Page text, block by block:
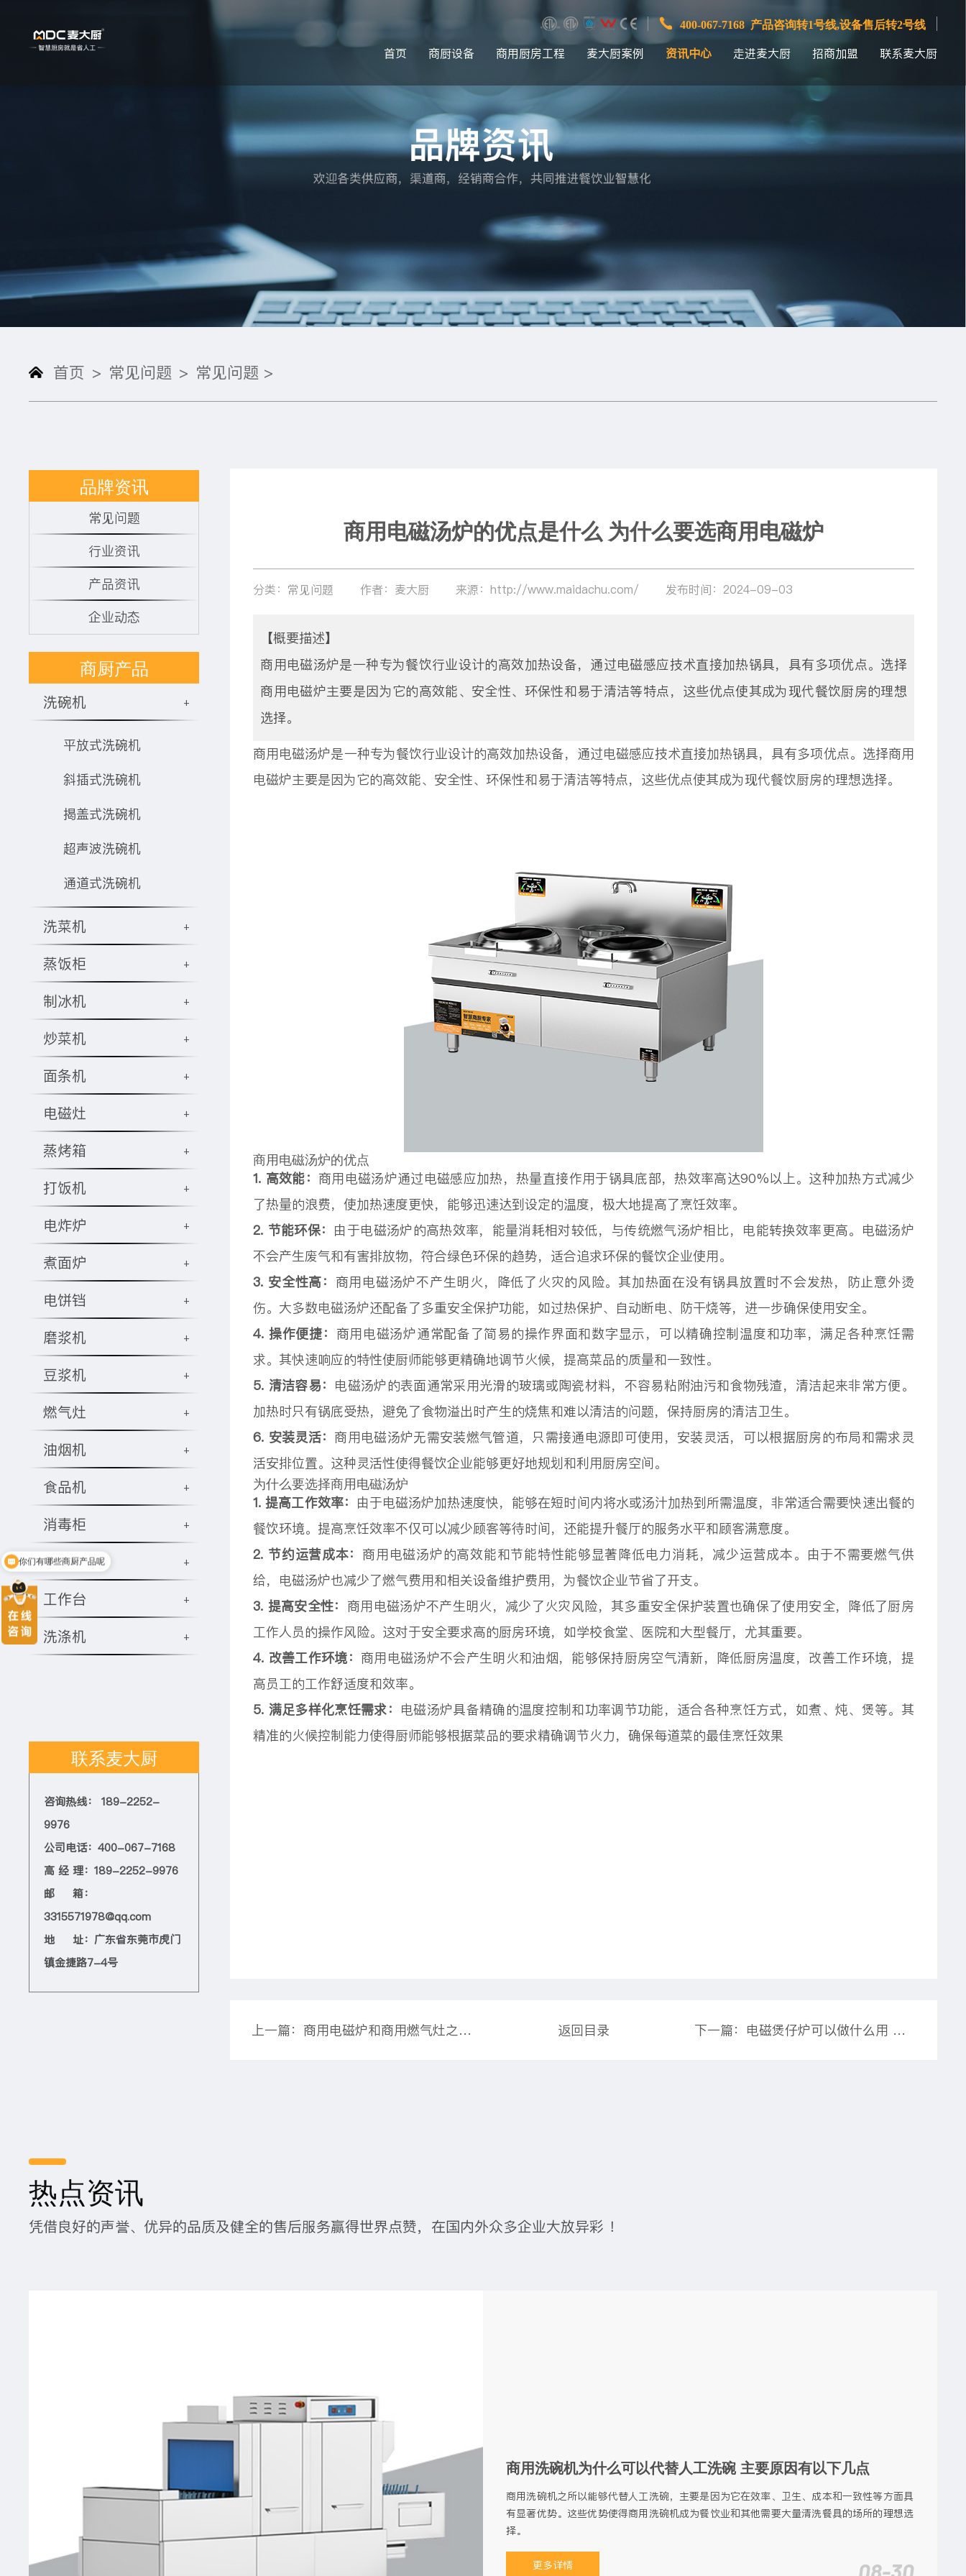
400-067-7168 产品咨询转1号线,设备售后转2号线
首页 商厨设备 商用厨房工程 麦大厨案例 资讯中心 走进麦大厨 招商加盟 联系麦大厨
首页 > 常见问题 > 常见问题 >
品牌资讯
常见问题
行业资讯
产品资讯
企业动态
商厨产品
洗碗机 +
平放式洗碗机
斜插式洗碗机
揭盖式洗碗机
超声波洗碗机
通道式洗碗机
洗菜机 +
蒸饭柜 +
制冰机 +
炒菜机 +
面条机 +
电磁灶 +
蒸烤箱 +
打饭机 +
电炸炉 +
煮面炉 +
电饼铛 +
磨浆机 +
豆浆机 +
燃气灶 +
油烟机 +
食品机 +
消毒柜 +
饮水机 +
工作台 +
洗涤机 +
联系麦大厨
咨询热线： 189-2252-
9976
公司电话：400-067-7168
高 经 理：189-2252-9976
邮 箱：
3315571978@qq.com
地 址：广东省东莞市虎门
镇金捷路7-4号
商用电磁汤炉的优点是什么 为什么要选商用电磁炉
分类：常见问题 作者：麦大厨 来源：http://www.maidachu.com/ 发布时间：2024-09-03
【概要描述】
商用电磁汤炉是一种专为餐饮行业设计的高效加热设备，通过电磁感应技术直接加热锅具，具有多项优点。选择
商用电磁炉主要是因为它的高效能、安全性、环保性和易于清洁等特点，这些优点使其成为现代餐饮厨房的理想
选择。
商用电磁汤炉是一种专为餐饮行业设计的高效加热设备，通过电磁感应技术直接加热锅具，具有多项优点。选择商用
电磁炉主要是因为它的高效能、安全性、环保性和易于清洁等特点，这些优点使其成为现代餐饮厨房的理想选择。
商用电磁汤炉的优点
1. 高效能： 商用电磁汤炉通过电磁感应加热，热量直接作用于锅具底部，热效率高达90%以上。这种加热方式减少
了热量的浪费，使加热速度更快，能够迅速达到设定的温度，极大地提高了烹饪效率。
2. 节能环保： 由于电磁汤炉的高热效率，能量消耗相对较低，与传统燃气汤炉相比，电能转换效率更高。电磁汤炉
不会产生废气和有害排放物，符合绿色环保的趋势，适合追求环保的餐饮企业使用。
3. 安全性高： 商用电磁汤炉不产生明火，降低了火灾的风险。其加热面在没有锅具放置时不会发热，防止意外烫
伤。大多数电磁汤炉还配备了多重安全保护功能，如过热保护、自动断电、防干烧等，进一步确保使用安全。
4. 操作便捷： 商用电磁汤炉通常配备了简易的操作界面和数字显示，可以精确控制温度和功率，满足各种烹饪需
求。其快速响应的特性使厨师能够更精确地调节火候，提高菜品的质量和一致性。
5. 清洁容易： 电磁汤炉的表面通常采用光滑的玻璃或陶瓷材料，不容易粘附油污和食物残渣，清洁起来非常方便。
加热时只有锅底受热，避免了食物溢出时产生的烧焦和难以清洁的问题，保持厨房的清洁卫生。
6. 安装灵活： 商用电磁汤炉无需安装燃气管道，只需接通电源即可使用，安装灵活，可以根据厨房的布局和需求灵
活安排位置。这种灵活性使得餐饮企业能够更好地规划和利用厨房空间。
为什么要选择商用电磁汤炉
1. 提高工作效率： 由于电磁汤炉加热速度快，能够在短时间内将水或汤汁加热到所需温度，非常适合需要快速出餐的
餐饮环境。提高烹饪效率不仅可以减少顾客等待时间，还能提升餐厅的服务水平和顾客满意度。
2. 节约运营成本： 商用电磁汤炉的高效能和节能特性能够显著降低电力消耗，减少运营成本。由于不需要燃气供
给，电磁汤炉也减少了燃气费用和相关设备维护费用，为餐饮企业节省了开支。
3. 提高安全性： 商用电磁汤炉不产生明火，减少了火灾风险，其多重安全保护装置也确保了使用安全，降低了厨房
工作人员的操作风险。这对于安全要求高的厨房环境，如学校食堂、医院和大型餐厅，尤其重要。
4. 改善工作环境： 商用电磁汤炉不会产生明火和油烟，能够保持厨房空气清新，降低厨房温度，改善工作环境，提
高员工的工作舒适度和效率。
5. 满足多样化烹饪需求： 电磁汤炉具备精确的温度控制和功率调节功能，适合各种烹饪方式，如煮、炖、煲等。其
精准的火候控制能力使得厨师能够根据菜品的要求精确调节火力，确保每道菜的最佳烹饪效果
上一篇：商用电磁炉和商用燃气灶之间什么区别呢 两者区别和特点介绍 返回目录 下一篇：电磁煲仔炉可以做什么用 电磁煲仔炉工作原理
热点资讯
凭借良好的声誉、优异的品质及健全的售后服务赢得世界点赞，在国内外众多企业大放异彩 ！
商用洗碗机为什么可以代替人工洗碗 主要原因有以下几点
商用洗碗机之所以能够代替人工洗碗，主要是因为它在效率、卫生、成本和一致性等方面具
有显著优势。这些优势使得商用洗碗机成为餐饮业和其他需要大量清洗餐具的场所的理想选
择。
更多详情 08-30
你们有哪些商厨产品呢